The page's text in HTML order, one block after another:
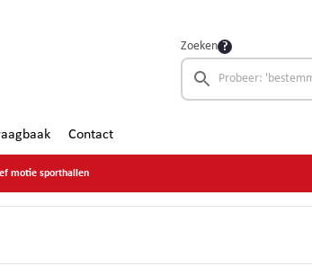
Zoeken
Contact
motie sporthallen